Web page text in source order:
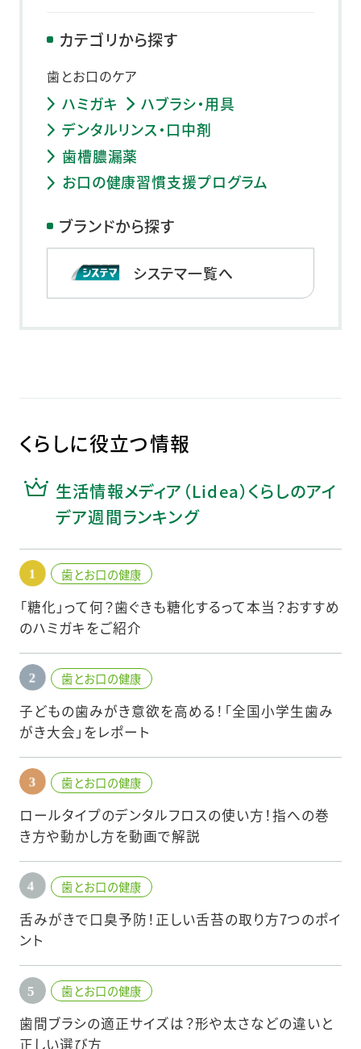
カテゴリから探す
歯とお口のケア
ハミガキ
ハブラシ・用具
デンタルリンス・口中剤
歯槽膿漏薬
お口の健康習慣支援プログラム
ブランドから探す
システマ一覧へ
くらしに役立つ情報
生活情報メディア（Lidea）くらしのアイ
デア週間ランキング
歯とお口の健康
「糖化」って何？歯ぐきも糖化するって本当？おすすめ
のハミガキをご紹介
歯とお口の健康
子どもの歯みがき意欲を高める！「全国小学生歯み
がき大会」をレポート
歯とお口の健康
ロールタイプのデンタルフロスの使い方！指への巻
き方や動かし方を動画で解説
歯とお口の健康
舌みがきで口臭予防！正しい舌苔の取り方7つのポイ
ント
歯とお口の健康
歯間ブラシの適正サイズは？形や太さなどの違いと
正しい選び方